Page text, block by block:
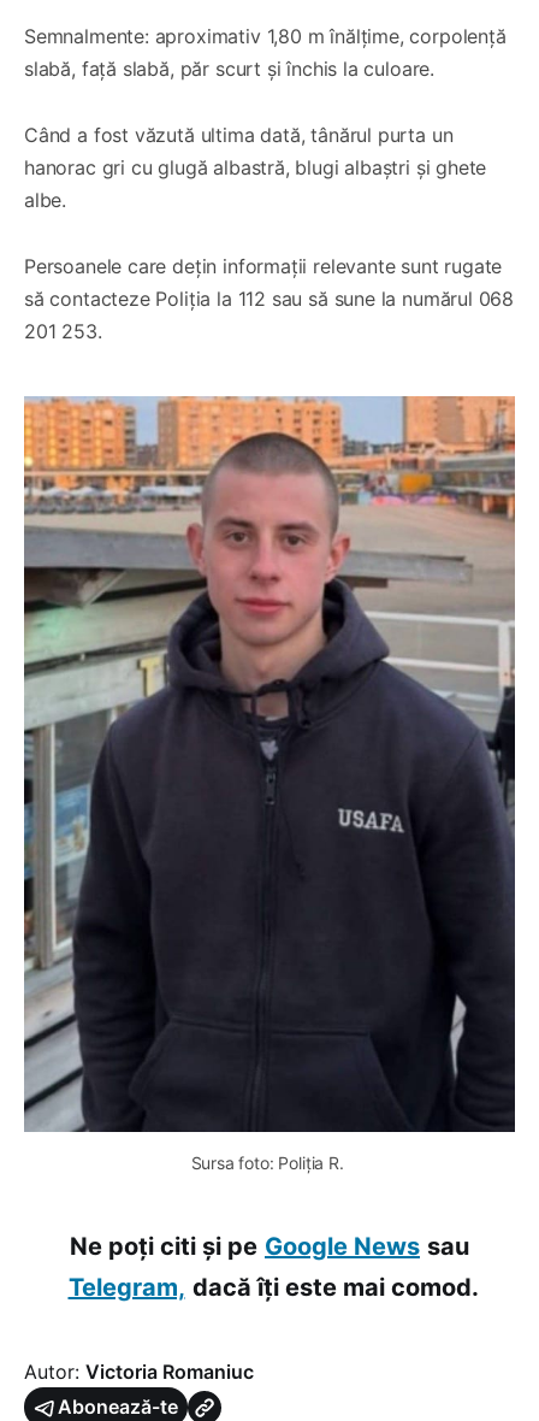
Semnalmente: aproximativ 1,80 m înălțime, corpolență
slabă, față slabă, păr scurt și închis la culoare.
Când a fost văzută ultima dată, tânărul purta un
hanorac gri cu glugă albastră, blugi albaștri și ghete
albe.
Persoanele care dețin informații relevante sunt rugate
să contacteze Poliția la 112 sau să sune la numărul 068
201 253.
Sursa foto: Poliția R.
Ne poți citi și pe Google News sau
Telegram, dacă îți este mai comod.
Autor: Victoria Romaniuc
Abonează-te